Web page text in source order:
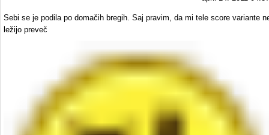
Sebi se je podila po domačih bregih. Saj pravim, da mi tele score variante
ležijo preveč